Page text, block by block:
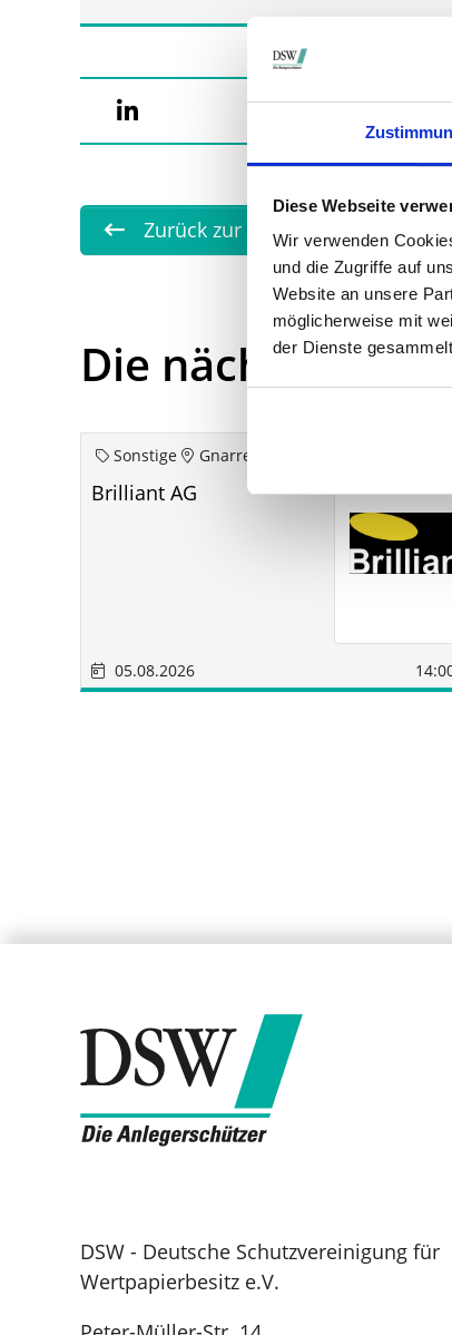
Diese Webseite
Wir verwenden
und die Zugriffe auf
Website an unsere
möglicherweise mit
der Dienste
Zurück zur Übersicht
Die nächsten
Sonstige Gnarrenburg
Brilliant AG
05.08.2026
DSW - Deutsche Schutzvereinigung für
Wertpapierbesitz e.V.